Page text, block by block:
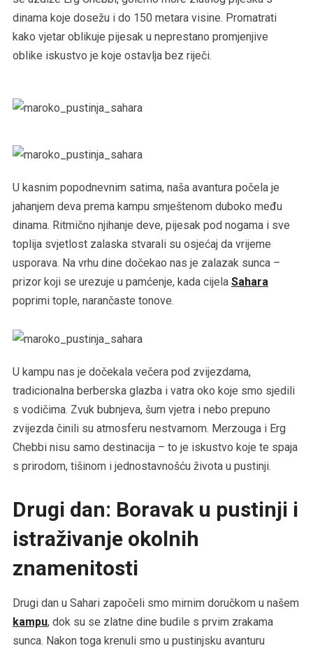
dinama koje dosežu i do 150 metara visine. Promatrati
kako vjetar oblikuje pijesak u neprestano promjenjive
oblike iskustvo je koje ostavlja bez riječi.
U kasnim popodnevnim satima, naša avantura počela je
jahanjem deva prema kampu smještenom duboko među
dinama. Ritmično njihanje deve, pijesak pod nogama i sve
toplija svjetlost zalaska stvarali su osjećaj da vrijeme
usporava. Na vrhu dine dočekao nas je zalazak sunca –
prizor koji se urezuje u pamćenje, kada cijela Sahara
poprimi tople, narančaste tonove.
U kampu nas je dočekala večera pod zvijezdama,
tradicionalna berberska glazba i vatra oko koje smo sjedili
s vodičima. Zvuk bubnjeva, šum vjetra i nebo prepuno
zvijezda činili su atmosferu nestvarnom. Merzouga i Erg
Chebbi nisu samo destinacija – to je iskustvo koje te spaja
s prirodom, tišinom i jednostavnošću života u pustinji.
Drugi dan: Boravak u pustinji i
istraživanje okolnih
znamenitosti
Drugi dan u Sahari započeli smo mirnim doručkom u našem
kampu, dok su se zlatne dine budile s prvim zrakama
sunca. Nakon toga krenuli smo u pustinjsku avanturu